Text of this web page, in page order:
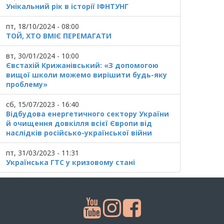
Унікальний рік в історії ІФНТУНГ
пт, 18/10/2024 - 08:00
ТОЙ, ХТО ВМІЄ ПЕРЕМАГАТИ
вт, 30/01/2024 - 10:00
Євстахій Крижанівський: «З допомогою
вищої школи можемо вирішити будь-яку
проблему»
сб, 15/07/2023 - 16:40
Відбудова енергетичного сектору України
й очищення довкілля всієї Європи від
наслідків російсько-української війни
пт, 31/03/2023 - 11:31
Українська ГТС у кризовому стані